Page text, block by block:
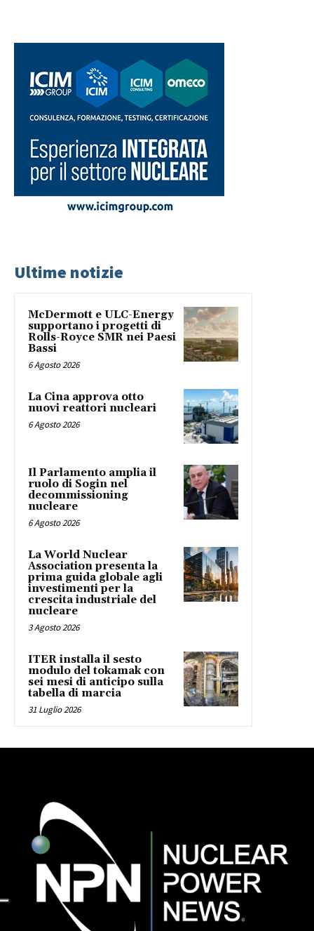
Ultime notizie
McDermott e ULC-Energy
supportano i progetti di
Rolls-Royce SMR nei Paesi
Bassi
6 Agosto 2026
La Cina approva otto
nuovi reattori nucleari
6 Agosto 2026
Il Parlamento amplia il
ruolo di Sogin nel
decommissioning
nucleare
6 Agosto 2026
La World Nuclear
Association presenta la
prima guida globale agli
investimenti per la
crescita industriale del
nucleare
3 Agosto 2026
ITER installa il sesto
modulo del tokamak con
sei mesi di anticipo sulla
tabella di marcia
31 Luglio 2026